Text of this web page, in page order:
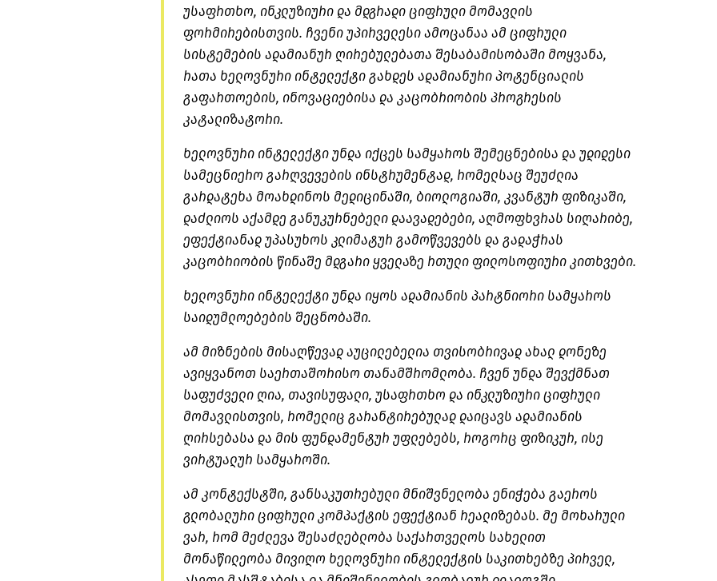
უსაფრთხო, ინკლუზიური და მდგრადი ციფრული მომავლის
ფორმირებისთვის. ჩვენი უპირველესი ამოცანაა ამ ციფრული
სისტემების ადამიანურ ღირებულებათა შესაბამისობაში მოყვანა,
რათა ხელოვნური ინტელექტი გახდეს ადამიანური პოტენციალის
გაფართოების, ინოვაციებისა და კაცობრიობის პროგრესის
კატალიზატორი.
ხელოვნური ინტელექტი უნდა იქცეს სამყაროს შემეცნებისა და უდიდესი
სამეცნიერო გარღვევების ინსტრუმენტად, რომელსაც შეუძლია
გარდატეხა მოახდინოს მედიცინაში, ბიოლოგიაში, კვანტურ ფიზიკაში,
დაძლიოს აქამდე განუკურნებელი დაავადებები, აღმოფხვრას სიღარიბე,
ეფექტიანად უპასუხოს კლიმატურ გამოწვევებს და გადაჭრას
კაცობრიობის წინაშე მდგარი ყველაზე რთული ფილოსოფიური კითხვები.
ხელოვნური ინტელექტი უნდა იყოს ადამიანის პარტნიორი სამყაროს
საიდუმლოებების შეცნობაში.
ამ მიზნების მისაღწევად აუცილებელია თვისობრივად ახალ დონეზე
ავიყვანოთ საერთაშორისო თანამშრომლობა. ჩვენ უნდა შევქმნათ
საფუძველი ღია, თავისუფალი, უსაფრთხო და ინკლუზიური ციფრული
მომავლისთვის, რომელიც გარანტირებულად დაიცავს ადამიანის
ღირსებასა და მის ფუნდამენტურ უფლებებს, როგორც ფიზიკურ, ისე
ვირტუალურ სამყაროში.
ამ კონტექსტში, განსაკუთრებული მნიშვნელობა ენიჭება გაეროს
გლობალური ციფრული კომპაქტის ეფექტიან რეალიზებას. მე მოხარული
ვარ, რომ მეძლევა შესაძლებლობა საქართველოს სახელით
მონაწილეობა მივიღო ხელოვნური ინტელექტის საკითხებზე პირველ,